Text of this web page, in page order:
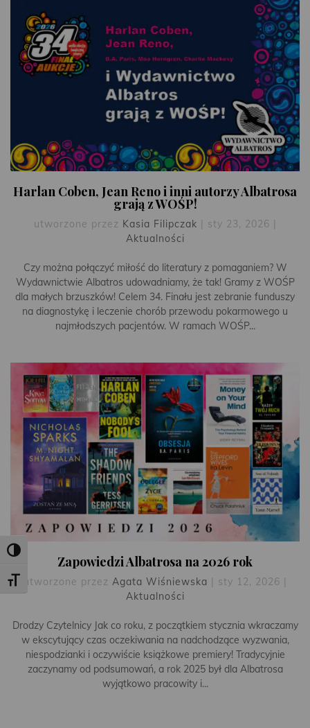
Toggle High Contrast
Toggle Font size
Harlan Coben, Jean Reno i inni autorzy Albatrosa
grają z WOŚP!
utworzone przez Kasia Filipczak | sty 23, 2026 |
Aktualności
Czy można połączyć miłość do literatury z pomaganiem? W
Wydawnictwie Albatros udowadniamy, że tak! Gramy z WOŚP
dla małych brzuszków! Celem 34. Finału jest zebranie funduszy
na diagnostykę i leczenie chorób przewodu pokarmowego u
najmłodszych pacjentów. W ramach WOŚP...
Zapowiedzi Albatrosa na 2026 rok
utworzone przez Agata Wiśniewska | sty 12, 2026 |
Aktualności
Drodzy Czytelnicy Jak co roku, z początkiem stycznia wkraczamy
w ekscytujący czas oczekiwania na nadchodzące wyzwania,
niespodzianki i oczywiście książkowe premiery! Tradycyjnie
zaczynamy od podsumowań, a rok 2025 był dla Albatrosa
wyjątkowo pracowity i...